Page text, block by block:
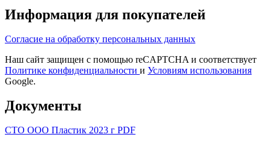
Информация для покупателей
Согласие на обработку персональных данных
Наш сайт защищен с помощью reCAPTCHA и соответствует
Политике конфиденциальности и Условиям использования
Google.
Документы
СТО ООО Пластик 2023 г PDF